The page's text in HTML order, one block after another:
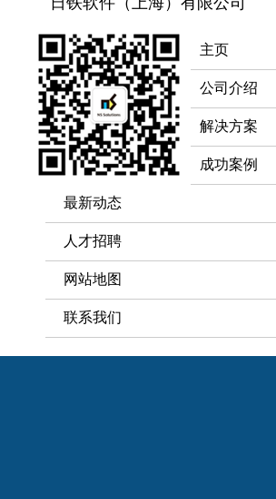
主页
公司介绍
解决方案
成功案例
最新动态
人才招聘
网站地图
联系我们